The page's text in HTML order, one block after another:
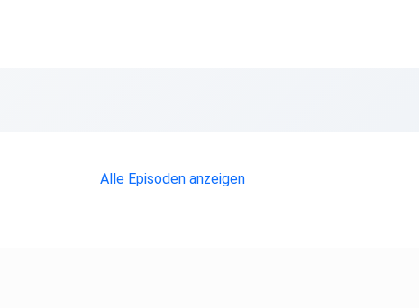
Alle Episoden anzeigen